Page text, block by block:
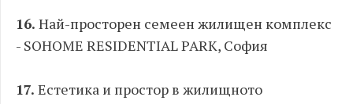
16. Най-просторен семеен жилищен комплекс
- SOHOME RESIDENTIAL PARK, София
17. Естетика и простор в жилищното